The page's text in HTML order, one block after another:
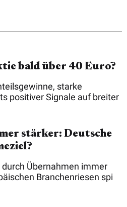
bald über 40 Euro?
starke
positiver Signale auf breiter
stärker: Deutsche
Übernahmen immer
Branchenriesen spi